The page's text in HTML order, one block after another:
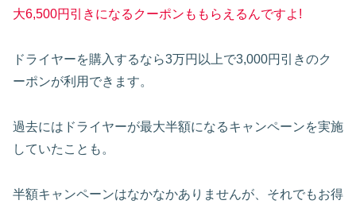
大6,500円引きになるクーポンももらえるんですよ!
ドライヤーを購入するなら3万円以上で3,000円引きのク
ーポンが利用できます。
過去にはドライヤーが最大半額になるキャンペーンを実施
していたことも。
半額キャンペーンはなかなかありませんが、それでもお得